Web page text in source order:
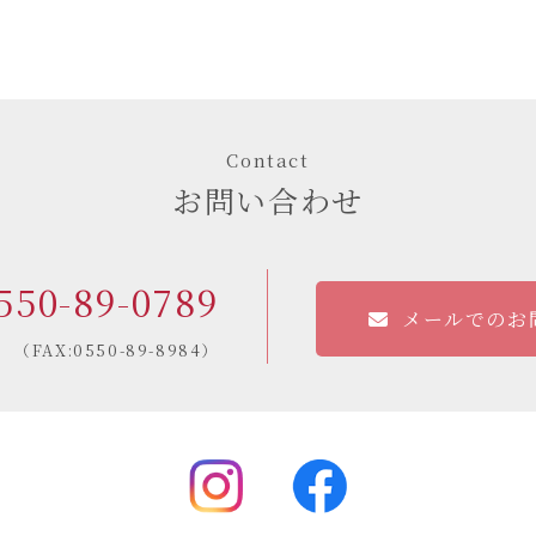
Contact
お問い合わせ
89-0789
（FAX:0550-89-8984）
メールでのお